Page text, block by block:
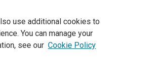
e contributori. Tutti i diritti sono riservati. Inclusi diritti
use additional cookies to
You can manage your
see our Cookie Policy